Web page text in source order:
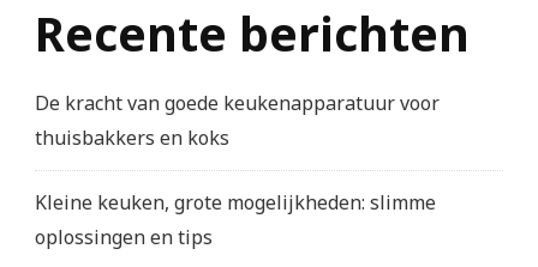
Recente berichten
De kracht van goede keukenapparatuur voor
thuisbakkers en koks
Kleine keuken, grote mogelijkheden: slimme
oplossingen en tips